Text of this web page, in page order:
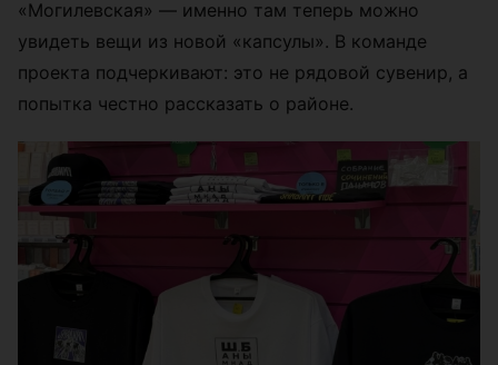
«Могилевская» — именно там теперь можно
увидеть вещи из новой «капсулы». В команде
проекта подчеркивают: это не рядовой сувенир, а
попытка честно рассказать о районе.